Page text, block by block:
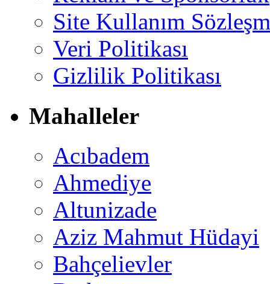
Site Kullanım
Veri Politikası
Gizlilik Politikası
Mahalleler
Acıbadem
Ahmediye
Altunizade
Aziz Mahmut Hüdayi
Bahçelievler